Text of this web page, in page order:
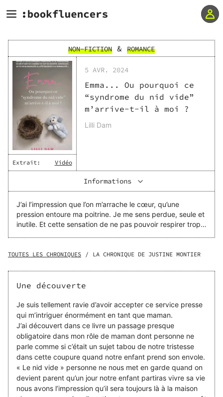
NON-FICTION & ROMANCE
Extrait: Vidéo
5 AVR. 2024
Emma... Ou pourquoi ce
“syndrome du nid vide”
m’arrive-t-il à moi ?
Lilli Dam
Informations
J’ai l’impression que l’on m’arrache le cœur, qu’une
pression entoure ma poitrine. Je me sens perdue, seule et
inutile. Et cette sensation de ne pas pouvoir respirer trop
normal dans une vie de mère : la séparation d’avec mon
maison est assourdissant et je me noie dans mon désarroi.
On me parle du « syndrome du nid vide »… Mais comment
provient ce syndrome ? Et puis, est-ce que tous les
parents souffrent ainsi, en secret ? Mes pairs commencent
à me juger sur ma mélancolie, pourquoi ? Autant de
questions qui m’ont poussé à l’investigation. Ce livre est le
fruit de mes recherches et de mon analyse. Je me dévoile
aussi, car l’introspection a été une clé pour comprendre
ce passage à vide et le surmonter. J’offre également des
pistes pour essayer d'anticiper...
TOUTES LES CHRONIQUES / LA CHRONIQUE DE JUSTINE MONTIER
Une découverte
Je suis tellement ravie d’avoir accepter ce service presse
qui m’intriguer énormément en tant que maman.
J’ai découvert dans ce livre un passage presque
obligatoire dans mon rôle de maman dont personne ne
parle comme si c’était un sujet tabou de notre tristesse
dans cette coupure quand notre enfant prend son envole.
« Le nid vide » personne ne nous met en garde quand on
devient parent qu’un jour notre enfant partiras vivre sa vie
nous avons l’impression qu’il sera toujours là à la maison